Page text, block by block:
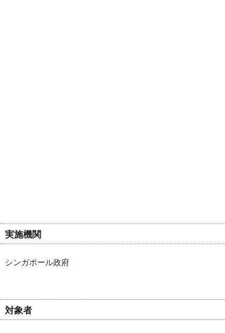
実施機関
シンガポール政府
対象者